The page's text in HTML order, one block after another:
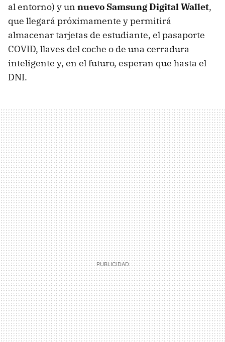
al entorno) y un nuevo Samsung Digital Wallet,
que llegará próximamente y permitirá
almacenar tarjetas de estudiante, el pasaporte
COVID, llaves del coche o de una cerradura
inteligente y, en el futuro, esperan que hasta el
DNI.